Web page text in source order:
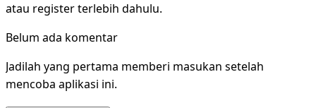
atau register terlebih dahulu.
Belum ada komentar
Jadilah yang pertama memberi masukan setelah
mencoba aplikasi ini.